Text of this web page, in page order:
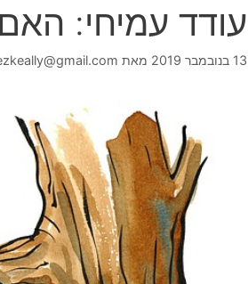
עודד עמיחי:
13 בנובמבר 2019 מאת